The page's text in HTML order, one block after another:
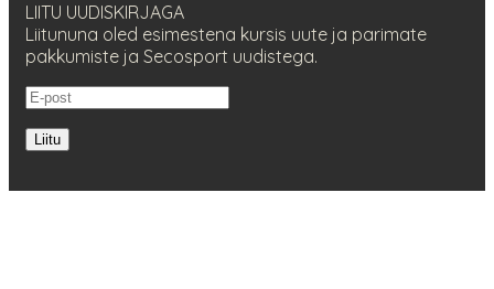
LIITU UUDISKIRJAGA
Liitununa oled esimestena kursis uute ja parimate
pakkumiste ja Secosport uudistega.
Liitu